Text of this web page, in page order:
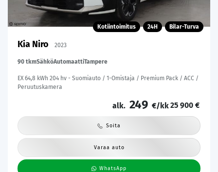
Kotiintoimitus 24H Bilar-Turva
Kia Niro 2023
90 tkmSähköAutomaattiTampere
EX 64,8 kWh 204 hv - Suomiauto / 1-Omistaja / Premium Pack / ACC /
Peruutuskamera
alk. 249 €/kk25 900 €
Soita
Varaa auto
WhatsApp